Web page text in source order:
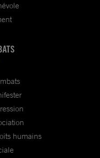
humains